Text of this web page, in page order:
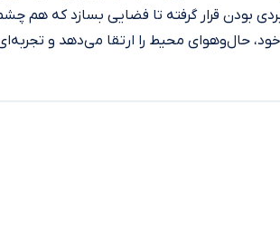
بودن قرار گرفته تا فضایی بسازد که هم
خود، حال‌وهوای محیط را ارتقا می‌دهد و